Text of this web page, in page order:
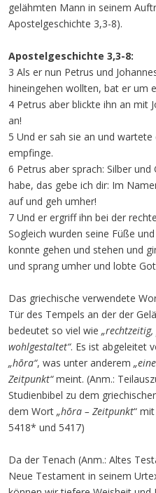
gelähmten Mann in seinem
Apostelgeschichte 3,3-8).
Apostelgeschichte 3,3-8:
3 Als er nun Petrus und
hineingehen wollten, bat er um
4 Petrus aber blickte ihn an mit
an!
5 Und er sah sie an und
empfinge.
6 Petrus aber sprach: Silber
habe, das gebe ich dir: Im
auf und geh umher!
7 Und er ergriff ihn bei der
Sogleich wurden seine Füße
konnte gehen und stehen und
und sprang umher und lobte
Das griechische verwendete
Tür des Tempels an der der
bedeutet so viel wie
wohlgestaltet“. Es ist abgeleitet
„hōra“, was unter anderem
Zeitpunkt“meint. (Anm.:
Studienbibel zu dem
dem Wort „hōra – Zeitpunkt“
5418* und 5417)
Da der Tenach (Anm.: Altes
Neue Testament in seinem